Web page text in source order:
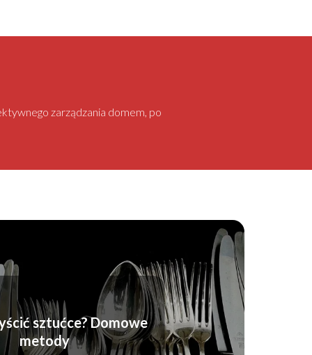
zarządzania domem, po
sztućce? Domowe
metody